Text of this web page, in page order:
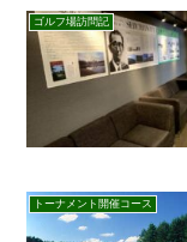
ゴルフ場訪問記
トーナメント開催コース